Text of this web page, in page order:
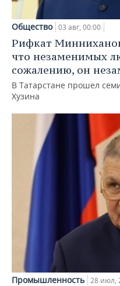
Общество 03 авг, 00:00
Рифкат
что незаменимых
сожалению, он
В Татарстане прошел
Хузина
Промышленность 28 июл,